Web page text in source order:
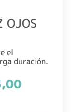
OJOS
el
duración.
El
BIFAZ OJOS